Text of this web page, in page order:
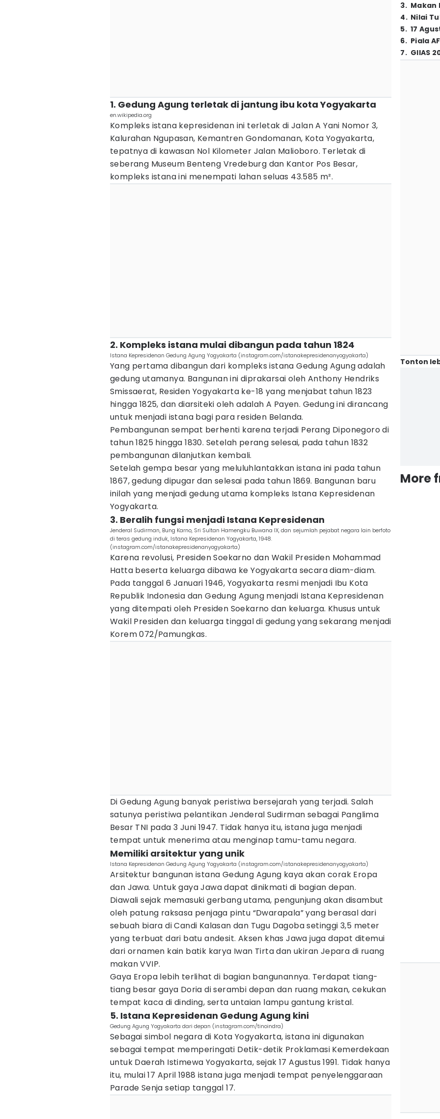
1. Gedung Agung terletak di jantung ibu kota Yogyakarta
en.wikipedia.org
Kompleks istana kepresidenan ini terletak di Jalan A Yani Nomor 3,
Kalurahan Ngupasan, Kemantren Gondomanan, Kota Yogyakarta,
tepatnya di kawasan Nol Kilometer Jalan Malioboro. Terletak di
seberang Museum Benteng Vredeburg dan Kantor Pos Besar,
kompleks istana ini menempati lahan seluas 43.585 m².
2. Kompleks istana mulai dibangun pada tahun 1824
Istana Kepresidenan Gedung Agung Yogyakarta (instagram.com/istanakepresidenanyogyakarta)
Yang pertama dibangun dari kompleks istana Gedung Agung adalah
gedung utamanya. Bangunan ini diprakarsai oleh Anthony Hendriks
Smissaerat, Residen Yogyakarta ke-18 yang menjabat tahun 1823
hingga 1825, dan diarsiteki oleh adalah A Payen. Gedung ini dirancang
untuk menjadi istana bagi para residen Belanda.
Pembangunan sempat berhenti karena terjadi Perang Diponegoro di
tahun 1825 hingga 1830. Setelah perang selesai, pada tahun 1832
pembangunan dilanjutkan kembali.
Setelah gempa besar yang meluluhlantakkan istana ini pada tahun
1867, gedung dipugar dan selesai pada tahun 1869. Bangunan baru
inilah yang menjadi gedung utama kompleks Istana Kepresidenan
Yogyakarta.
3. Beralih fungsi menjadi Istana Kepresidenan
Jenderal Sudirman, Bung Karno, Sri Sultan Hamengku Buwana IX, dan sejumlah pejabat negara lain berfoto
di teras gedung induk, Istana Kepresidenan Yogyakarta, 1948.
(instagram.com/istanakepresidenanyogyakarta)
Karena revolusi, Presiden Soekarno dan Wakil Presiden Mohammad
Hatta beserta keluarga dibawa ke Yogyakarta secara diam-diam.
Pada tanggal 6 Januari 1946, Yogyakarta resmi menjadi Ibu Kota
Republik Indonesia dan Gedung Agung menjadi Istana Kepresidenan
yang ditempati oleh Presiden Soekarno dan keluarga. Khusus untuk
Wakil Presiden dan keluarga tinggal di gedung yang sekarang menjadi
Korem 072/Pamungkas.
Di Gedung Agung banyak peristiwa bersejarah yang terjadi. Salah
satunya peristiwa pelantikan Jenderal Sudirman sebagai Panglima
Besar TNI pada 3 Juni 1947. Tidak hanya itu, istana juga menjadi
tempat untuk menerima atau menginap tamu-tamu negara.
Memiliki arsitektur yang unik
Istana Kepresidenan Gedung Agung Yogyakarta (instagram.com/istanakepresidenanyogyakarta)
Arsitektur bangunan istana Gedung Agung kaya akan corak Eropa
dan Jawa. Untuk gaya Jawa dapat dinikmati di bagian depan.
Diawali sejak memasuki gerbang utama, pengunjung akan disambut
oleh patung raksasa penjaga pintu “Dwarapala” yang berasal dari
sebuah biara di Candi Kalasan dan Tugu Dagoba setinggi 3,5 meter
yang terbuat dari batu andesit. Aksen khas Jawa juga dapat ditemui
dari ornamen kain batik karya Iwan Tirta dan ukiran Jepara di ruang
makan VVIP.
Gaya Eropa lebih terlihat di bagian bangunannya. Terdapat tiang-
tiang besar gaya Doria di serambi depan dan ruang makan, cekukan
tempat kaca di dinding, serta untaian lampu gantung kristal.
5. Istana Kepresidenan Gedung Agung kini
Gedung Agung Yogyakarta dari depan (instagram.com/tinoindra)
Sebagai simbol negara di Kota Yogyakarta, istana ini digunakan
sebagai tempat memperingati Detik-detik Proklamasi Kemerdekaan
untuk Daerah Istimewa Yogyakarta, sejak 17 Agustus 1991. Tidak hanya
itu, mulai 17 April 1988 istana juga menjadi tempat penyelenggaraan
Parade Senja setiap tanggal 17.
3. Makan
4. Nilai
5. 17
6. Piala
7. GIIAS
Tonton
More